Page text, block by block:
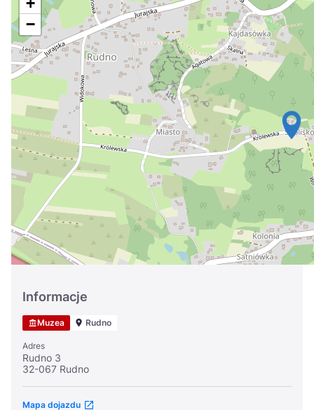
Nederlands 日本
Português
Suomi
Україна
Zamknij
−
Informacje
Muzea Rudno
Adres
Rudno 3
32-067 Rudno
Mapa dojazdu